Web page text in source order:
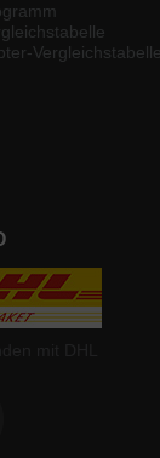
Vergleichstabelle